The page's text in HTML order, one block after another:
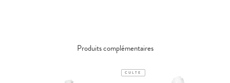
Produits complémentaires
CULTE